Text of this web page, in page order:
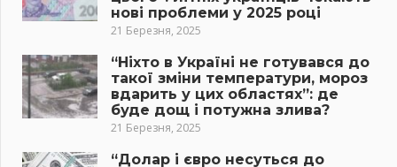
нові проблеми у 2025 році
21 Березня, 2025
“Ніхто в Україні не готувався до
такої зміни температури, мороз
вдарить у цих областях”: де
буде дощ і потужна злива?
21 Березня, 2025
“Долар і євро несуться до